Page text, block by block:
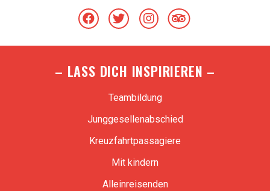
– LASS DICH INSPIRIEREN –
Teambildung
Junggesellenabschied
Kreuzfahrtpassagiere
Mit kindern
Alleinreisenden